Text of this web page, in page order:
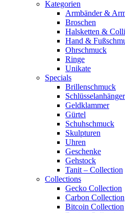
Kategorien
Armbänder &
Broschen
Halsketten &
Hand &
Ohrschmuck
Ringe
Unikate
Specials
Brillenschmuck
Schlüsselanhänger
Geldklammer
Gürtel
Schuhschmuck
Skulpturen
Uhren
Geschenke
Gehstock
Tanit – Collection
Collections
Gecko Collection
Carbon Collection
Bitcoin Collection